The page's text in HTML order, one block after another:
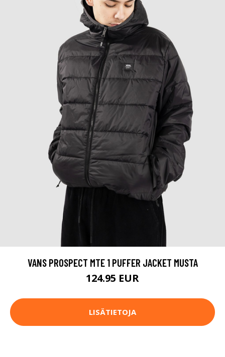
VANS PROSPECT MTE 1 PUFFER JACKET MUSTA
124.95 EUR
LISÄTIETOJA